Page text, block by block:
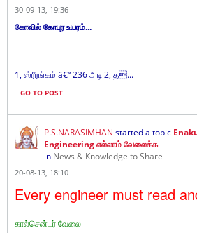
30-09-13, 19:36
கோவில் கோபுர உயரம்...
1, ஸ்ரீரங்கம் â€“ 236 அடி 2, த...
GO TO POST
P.S.NARASIMHAN started a topic
Engineering எல்லாம் வேலைக்க
in News & Knowledge to Share
20-08-13, 18:10
Every engineer must read
கால்சென்டர் வேலை